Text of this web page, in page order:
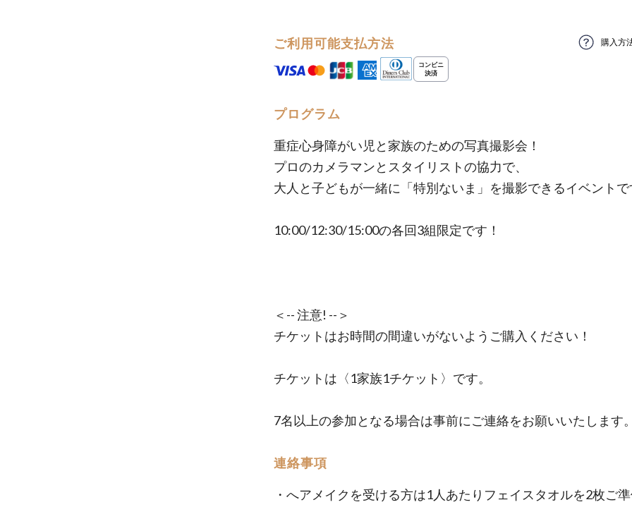
ご利用可能支払方法 購入方
プログラム
重症心身障がい児と家族のための写真撮影会！
プロのカメラマンとスタイリストの協力で、
大人と子どもが一緒に「特別ないま」を撮影できるイベント
10:00/12:30/15:00の各回3組限定です！
＜-- 注意! --＞
チケットはお時間の間違いがないようご購入ください！
チケットは〈1家族1チケット〉です。
7名以上の参加となる場合は事前にご連絡をお願いいたします
連絡事項
・へアメイクを受ける方は1人あたりフェイスタオルを2枚ご